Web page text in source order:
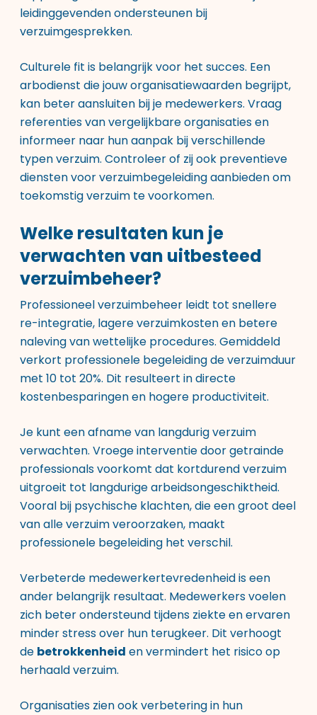
leidinggevenden ondersteunen bij
verzuimgesprekken.
Culturele fit is belangrijk voor het succes. Een
arbodienst die jouw organisatiewaarden begrijpt,
kan beter aansluiten bij je medewerkers. Vraag
referenties van vergelijkbare organisaties en
informeer naar hun aanpak bij verschillende
typen verzuim. Controleer of zij ook preventieve
diensten voor verzuimbegeleidingaanbieden om
toekomstig verzuim te voorkomen.
Welke resultaten kun je
verwachten van uitbesteed
verzuimbeheer?
Professioneel verzuimbeheer leidt tot snellere
re-integratie, lagere verzuimkosten en betere
naleving van wettelijke procedures. Gemiddeld
verkort professionele begeleiding de verzuimduur
met 10 tot 20%. Dit resulteert in directe
kostenbesparingen en hogere productiviteit.
Je kunt een afname van langdurig verzuim
verwachten. Vroege interventie door getrainde
professionals voorkomt dat kortdurend verzuim
uitgroeit tot langdurige arbeidsongeschiktheid.
Vooral bij psychische klachten, die een groot deel
van alle verzuim veroorzaken, maakt
professionele begeleiding het verschil.
Verbeterde medewerkertevredenheid is een
ander belangrijk resultaat. Medewerkers voelen
zich beter ondersteund tijdens ziekte en ervaren
minder stress over hun terugkeer. Dit verhoogt
de betrokkenheid en vermindert het risico op
herhaald verzuim.
Organisaties zien ook verbetering in hun